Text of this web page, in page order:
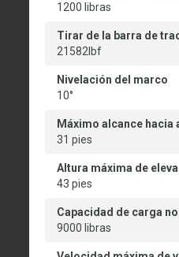
1200 libras
Tirar de la barra de
21582lbf
Nivelación del marco
10°
Máximo alcance hacia
31 pies
Altura máxima de
43 pies
Capacidad de carga
9000 libras